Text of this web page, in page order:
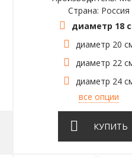
Страна: Россия
диаметр 18
диаметр 20
диаметр 22
диаметр 24
все опции
КУПИТЬ